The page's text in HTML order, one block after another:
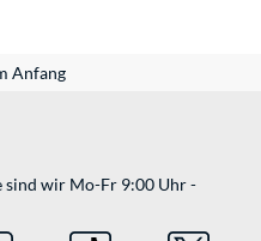
Anfang
sind wir Mo-Fr 9:00 Uhr -